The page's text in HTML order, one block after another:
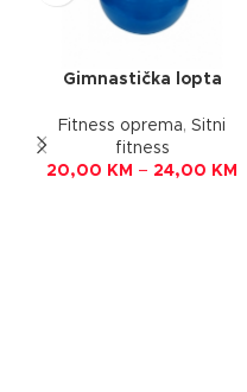
Gimnastička lopta
Fitness oprema, Sitni
fitness
20,00 KM – 24,00 KM